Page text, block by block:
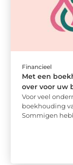
Financieel
Met een
over voor uw
Voor veel
boekhouding
Sommigen